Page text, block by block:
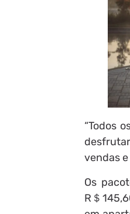
“Todos
vendas
Os
R＄